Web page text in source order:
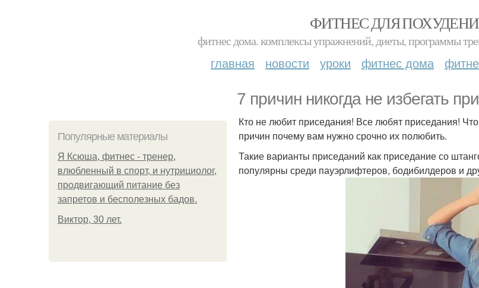
ФИТНЕС ДЛЯ
фитнес дома. комплексы упражнений, диеты, программы
главная новости уроки фитнес дома
7 причин никогда не избегать
Популярные материалы
Я Ксюша, фитнес - тренер,
влюбленный в спорт, и нутрициолог,
продвигающий питание без
запретов и бесполезных бадов.
Виктор, 30 лет.
Кто не любит приседания! Все любят приседания!
причин почему вам нужно срочно их полюбить.
Такие варианты приседаний как приседание со
популярны среди пауэрлифтеров, бодибилдеров и